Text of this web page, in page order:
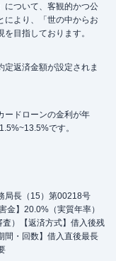
について、客観的かつ公
により、「世の中からお
目指しております。
返済金額が設定されま
ードローンの金利が年
です。
局長（15）第00218号
金】20.0%（実質年率）
査）【返済方式】借入後残
間・回数】借入直後最長